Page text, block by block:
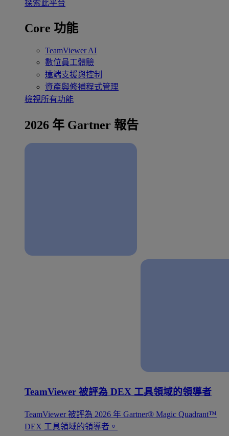
探索此平台
Core 功能
TeamViewer AI
數位員工體驗
遠端支援與控制
資產與修補程式管理
檢視所有功能
2026 年 Gartner 報告
TeamViewer 被評為 DEX 工具領域的領導者
TeamViewer 被評為 2026 年 Gartner® Magic Quadrant™
DEX 工具領域的領導者。